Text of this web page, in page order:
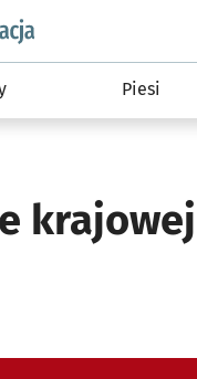
podserwis:
Piesi
krajowej